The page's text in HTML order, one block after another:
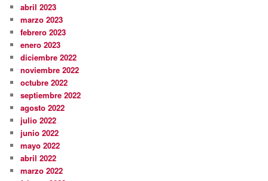
abril 2023
marzo 2023
febrero 2023
enero 2023
diciembre 2022
noviembre 2022
octubre 2022
septiembre 2022
agosto 2022
julio 2022
junio 2022
mayo 2022
abril 2022
marzo 2022